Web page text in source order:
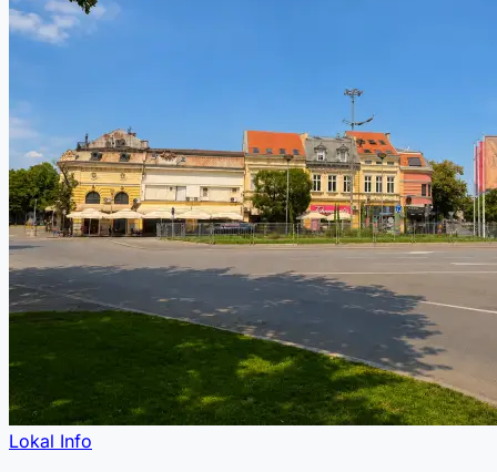
Lokal Info